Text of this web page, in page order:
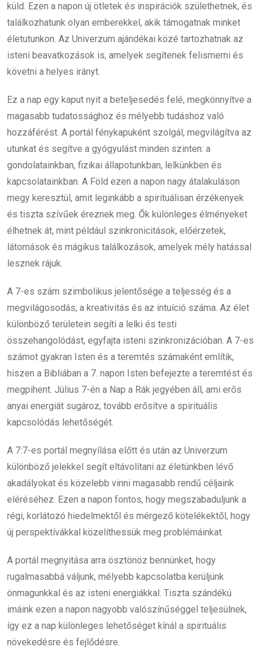
küld. Ezen a napon új ötletek és inspirációk születhetnek, és
találkozhatunk olyan emberekkel, akik támogatnak minket
életutunkon. Az Univerzum ajándékai közé tartozhatnak az
isteni beavatkozások is, amelyek segítenek felismerni és
követni a helyes irányt.
Ez a nap egy kaput nyit a beteljesedés felé, megkönnyítve a
magasabb tudatossághoz és mélyebb tudáshoz való
hozzáférést. A portál fénykapuként szolgál, megvilágítva az
utunkat és segítve a gyógyulást minden szinten: a
gondolatainkban, fizikai állapotunkban, lelkünkben és
kapcsolatainkban. A Föld ezen a napon nagy átalakuláson
megy keresztül, amit leginkább a spirituálisan érzékenyek
és tiszta szívűek éreznek meg. Ők különleges élményeket
élhetnek át, mint például szinkronicitások, előérzetek,
látomások és mágikus találkozások, amelyek mély hatással
lesznek rájuk.
A 7-es szám szimbolikus jelentősége a teljesség és a
megvilágosodás, a kreativitás és az intuíció száma. Az élet
különböző területein segíti a lelki és testi
összehangolódást, egyfajta isteni szinkronizációban. A 7-es
számot gyakran Isten és a teremtés számaként említik,
hiszen a Bibliában a 7. napon Isten befejezte a teremtést és
megpihent. Július 7-én a Nap a Rák jegyében áll, ami erős
anyai energiát sugároz, tovább erősítve a spirituális
kapcsolódás lehetőségét.
A 7:7-es portál megnyílása előtt és után az Univerzum
különböző jelekkel segít eltávolítani az életünkben lévő
akadályokat és közelebb vinni magasabb rendű céljaink
eléréséhez. Ezen a napon fontos, hogy megszabaduljunk a
régi, korlátozó hiedelmektől és mérgező kötelékektől, hogy
új perspektívákkal közelíthessük meg problémáinkat.
A portál megnyitása arra ösztönöz bennünket, hogy
rugalmasabbá váljunk, mélyebb kapcsolatba kerüljünk
önmagunkkal és az isteni energiákkal. Tiszta szándékú
imáink ezen a napon nagyobb valószínűséggel teljesülnek,
így ez a nap különleges lehetőséget kínál a spirituális
növekedésre és fejlődésre.